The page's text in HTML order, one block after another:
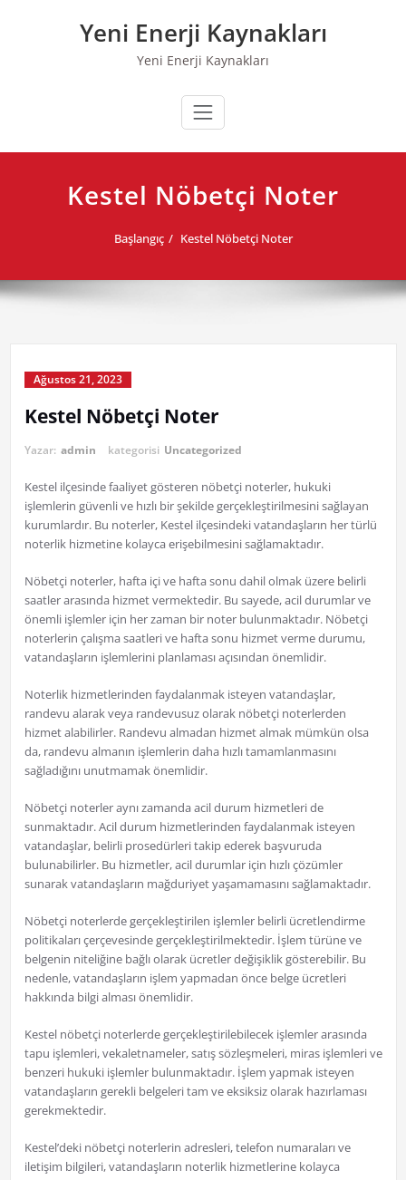
Yeni Enerji Kaynakları
Yeni Enerji Kaynakları
Kestel Nöbetçi Noter
Başlangıç Kestel Nöbetçi Noter
Ağustos 21, 2023
Kestel Nöbetçi Noter
Yazar: admin kategorisi Uncategorized
Kestel ilçesinde faaliyet gösteren nöbetçi noterler, hukuki
işlemlerin güvenli ve hızlı bir şekilde gerçekleştirilmesini sağlayan
kurumlardır. Bu noterler, Kestel ilçesindeki vatandaşların her türlü
noterlik hizmetine kolayca erişebilmesini sağlamaktadır.
Nöbetçi noterler, hafta içi ve hafta sonu dahil olmak üzere belirli
saatler arasında hizmet vermektedir. Bu sayede, acil durumlar ve
önemli işlemler için her zaman bir noter bulunmaktadır. Nöbetçi
noterlerin çalışma saatleri ve hafta sonu hizmet verme durumu,
vatandaşların işlemlerini planlaması açısından önemlidir.
Noterlik hizmetlerinden faydalanmak isteyen vatandaşlar,
randevu alarak veya randevusuz olarak nöbetçi noterlerden
hizmet alabilirler. Randevu almadan hizmet almak mümkün olsa
da, randevu almanın işlemlerin daha hızlı tamamlanmasını
sağladığını unutmamak önemlidir.
Nöbetçi noterler aynı zamanda acil durum hizmetleri de
sunmaktadır. Acil durum hizmetlerinden faydalanmak isteyen
vatandaşlar, belirli prosedürleri takip ederek başvuruda
bulunabilirler. Bu hizmetler, acil durumlar için hızlı çözümler
sunarak vatandaşların mağduriyet yaşamamasını sağlamaktadır.
Nöbetçi noterlerde gerçekleştirilen işlemler belirli ücretlendirme
politikaları çerçevesinde gerçekleştirilmektedir. İşlem türüne ve
belgenin niteliğine bağlı olarak ücretler değişiklik gösterebilir. Bu
nedenle, vatandaşların işlem yapmadan önce belge ücretleri
hakkında bilgi alması önemlidir.
Kestel nöbetçi noterlerde gerçekleştirilebilecek işlemler arasında
tapu işlemleri, vekaletnameler, satış sözleşmeleri, miras işlemleri ve
benzeri hukuki işlemler bulunmaktadır. İşlem yapmak isteyen
vatandaşların gerekli belgeleri tam ve eksiksiz olarak hazırlaması
gerekmektedir.
Kestel’deki nöbetçi noterlerin adresleri, telefon numaraları ve
iletişim bilgileri, vatandaşların noterlik hizmetlerine kolayca